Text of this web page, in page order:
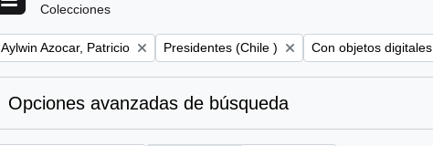
Colecciones
Remove filter:
Aylwin Azocar, Patricio Remove filter:
Presidentes (Chile ) Remove filter:
Con objetos digitales
Opciones avanzadas de búsqueda